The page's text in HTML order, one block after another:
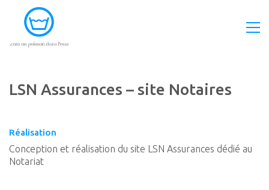
LSN Assurances – site Notaires
Réalisation
Conception et réalisation du site LSN Assurances dédié au
Notariat